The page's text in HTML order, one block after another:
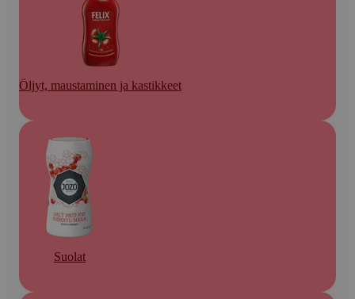
Öljyt, maustaminen ja kastikkeet
Suolat